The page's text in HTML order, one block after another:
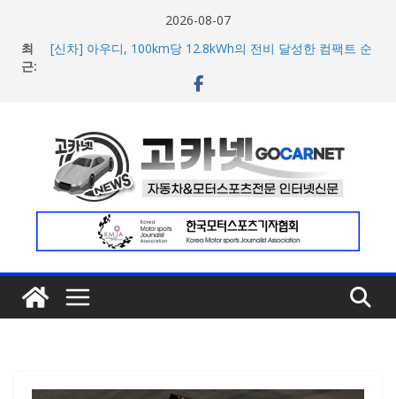
2026-08-07
최
근:
[신차] 아우디, 100km당 12.8kWh의 전비 달성한 컴팩트 순
현대차, 8세대 완전변경 ‘디 올 뉴 아반떼’ 주요 사양 및 가격
증가
한국타이어, 안전한 여름철 주행 위한 타이어 관리법 제안
포뮬러 E, 시즌13 일정 변경 및 모나코 ePrix와 2031년까지
장기 계약 연장 발표